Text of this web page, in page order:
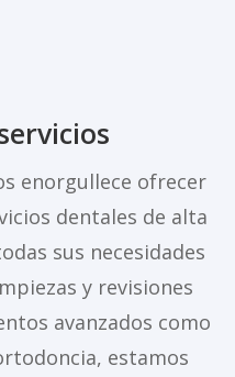
enorgullece ofrecer
dentales de alta
sus necesidades
y revisiones
avanzados como
estamos